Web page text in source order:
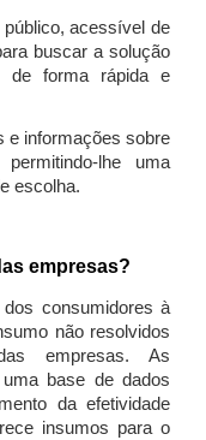
acessível de
buscar a solução
de forma rápida e
e informações sobre
lhe uma
escolha.
empresas?
consumidores à
não resolvidos
empresas. As
base de dados
da efetividade
insumos para o